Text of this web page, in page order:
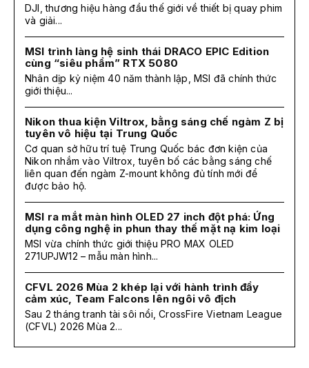
DJI, thương hiệu hàng đầu thế giới về thiết bị quay phim
và giải...
MSI trình làng hệ sinh thái DRACO EPIC Edition
cùng “siêu phẩm” RTX 5080
Nhân dịp kỷ niệm 40 năm thành lập, MSI đã chính thức
giới thiệu...
Nikon thua kiện Viltrox, bằng sáng chế ngàm Z bị
tuyên vô hiệu tại Trung Quốc
Cơ quan sở hữu trí tuệ Trung Quốc bác đơn kiện của
Nikon nhắm vào Viltrox, tuyên bố các bằng sáng chế
liên quan đến ngàm Z-mount không đủ tính mới để
được bảo hộ.
MSI ra mắt màn hình OLED 27 inch đột phá: Ứng
dụng công nghệ in phun thay thế mặt nạ kim loại
MSI vừa chính thức giới thiệu PRO MAX OLED
271UPJW12 – mẫu màn hình...
CFVL 2026 Mùa 2 khép lại với hành trình đầy
cảm xúc, Team Falcons lên ngôi vô địch
Sau 2 tháng tranh tài sôi nổi, CrossFire Vietnam League
(CFVL) 2026 Mùa 2...